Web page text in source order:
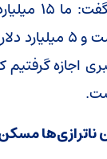
اجازه
ناترازی‌ها